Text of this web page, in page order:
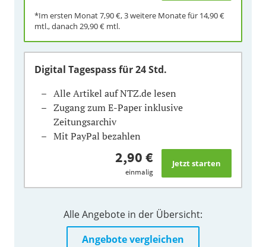
*Im ersten Monat7,90 €, 3 weitere Monate für 14,90 €
mtl., danach 29,90 € mtl.
Digital Tagespassfür 24 Std.
Alle Artikel auf NTZ.de lesen
Zugang zum E-Paper inklusive
Zeitungsarchiv
Mit PayPal bezahlen
2,90 €
einmalig
Alle Angebote in der Übersicht:
Angebote vergleichen